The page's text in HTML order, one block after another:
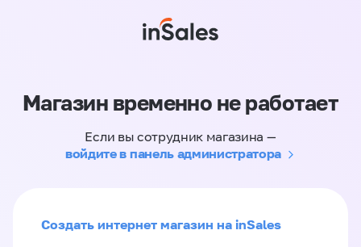
Магазин временно не работает
Если вы сотрудник магазина —
войдите в панель администратора
Создать интернет магазин на inSales